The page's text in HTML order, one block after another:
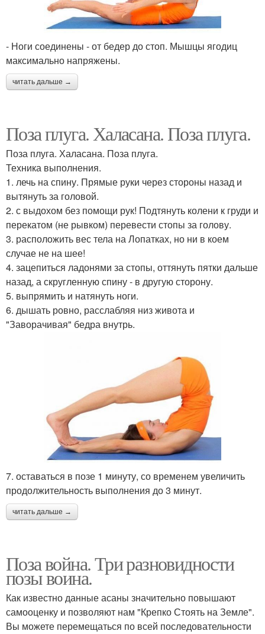
- Ноги соединены - от бедер до стоп. Мышцы ягодиц
максимально напряжены.
читать дальше →
Поза плуга. Халасана. Поза плуга.
Поза плуга. Халасана. Поза плуга.
Техника выполнения.
1. лечь на спину. Прямые руки через стороны назад и
вытянуть за головой.
2. с выдохом без помощи рук! Подтянуть колени к груди и
перекатом (не рывком) перевести стопы за голову.
3. расположить вес тела на Лопатках, но ни в коем
случае не на шее!
4. зацепиться ладонями за стопы, оттянуть пятки дальше
назад, а скругленную спину - в другую сторону.
5. выпрямить и натянуть ноги.
6. дышать ровно, расслабляя низ живота и
"Заворачивая" бедра внутрь.
7. оставаться в позе 1 минуту, со временем увеличить
продолжительность выполнения до 3 минут.
читать дальше →
Поза война. Три разновидности
позы воина.
Как известно данные асаны значительно повышают
самооценку и позволяют нам "Крепко Стоять на Земле".
Вы можете перемещаться по всей последовательности